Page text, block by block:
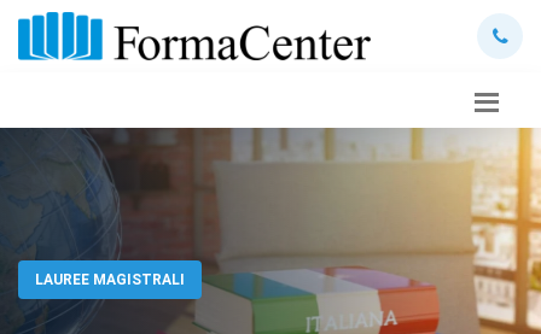
LAUREE MAGISTRALI